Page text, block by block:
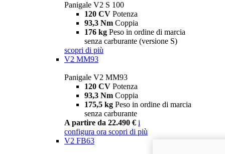
Panigale V2 S 100
120 CV Potenza
93,3 Nm Coppia
176 kg Peso in ordine di marcia
senza carburante (versione S)
scopri di più
V2 MM93
Panigale V2 MM93
120 CV Potenza
93,3 Nm Coppia
175,5 kg Peso in ordine di marcia
senza carburante
A partire da 22.490 € i
configura ora scopri di più
V2 FB63